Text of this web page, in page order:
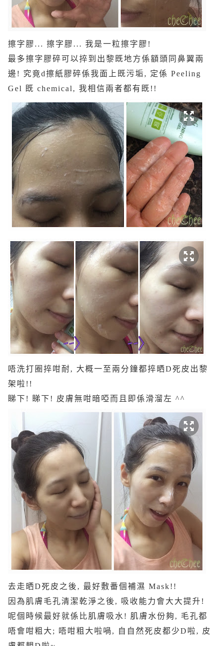
擦字膠... 擦字膠... 我是一粒擦字膠!
最多擦字膠碎可以捽到出黎既地方係額頭同鼻翼兩
邊! 究竟d擦紙膠碎係我面上既污垢, 定係 Peeling
Gel 既 chemical, 我相信兩者都有既!!
唔洗打圈捽咁耐, 大概一至兩分鐘都捽晒D死皮出黎
架啦!!
睇下! 睇下! 皮膚無咁暗啞而且即係滑溜左 ^^
去走晒D死皮之後, 最好敷番個補濕 Mask!!
因為肌膚毛孔清潔乾淨之後, 吸收能力會大大提升!
呢個時候最好就係比肌膚吸水! 肌膚水份夠, 毛孔都
唔會咁粗大; 唔咁粗大啦喎, 自自然死皮都少D啦, 皮